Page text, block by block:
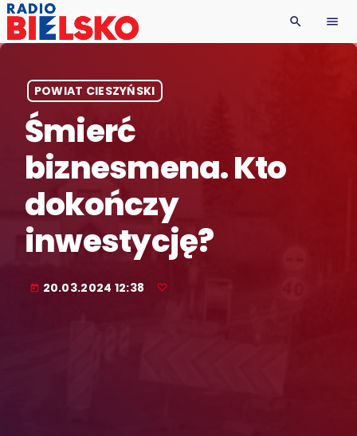
search menu
POWIAT CIESZYŃSKI
Śmierć
biznesmena. Kto
dokończy
inwestycję?
today 20.03.2024 12:38